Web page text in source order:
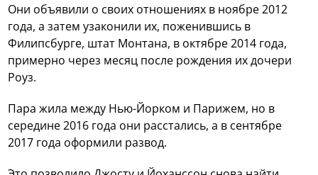
Они объявили о своих отношениях в ноябре 2012
года, а затем узаконили их, поженившись в
Филипсбурге, штат Монтана, в октябре 2014 года,
примерно через месяц после рождения их дочери
Роуз.
Пара жила между Нью-Йорком и Парижем, но в
середине 2016 года они расстались, а в сентябре
2017 года оформили развод.